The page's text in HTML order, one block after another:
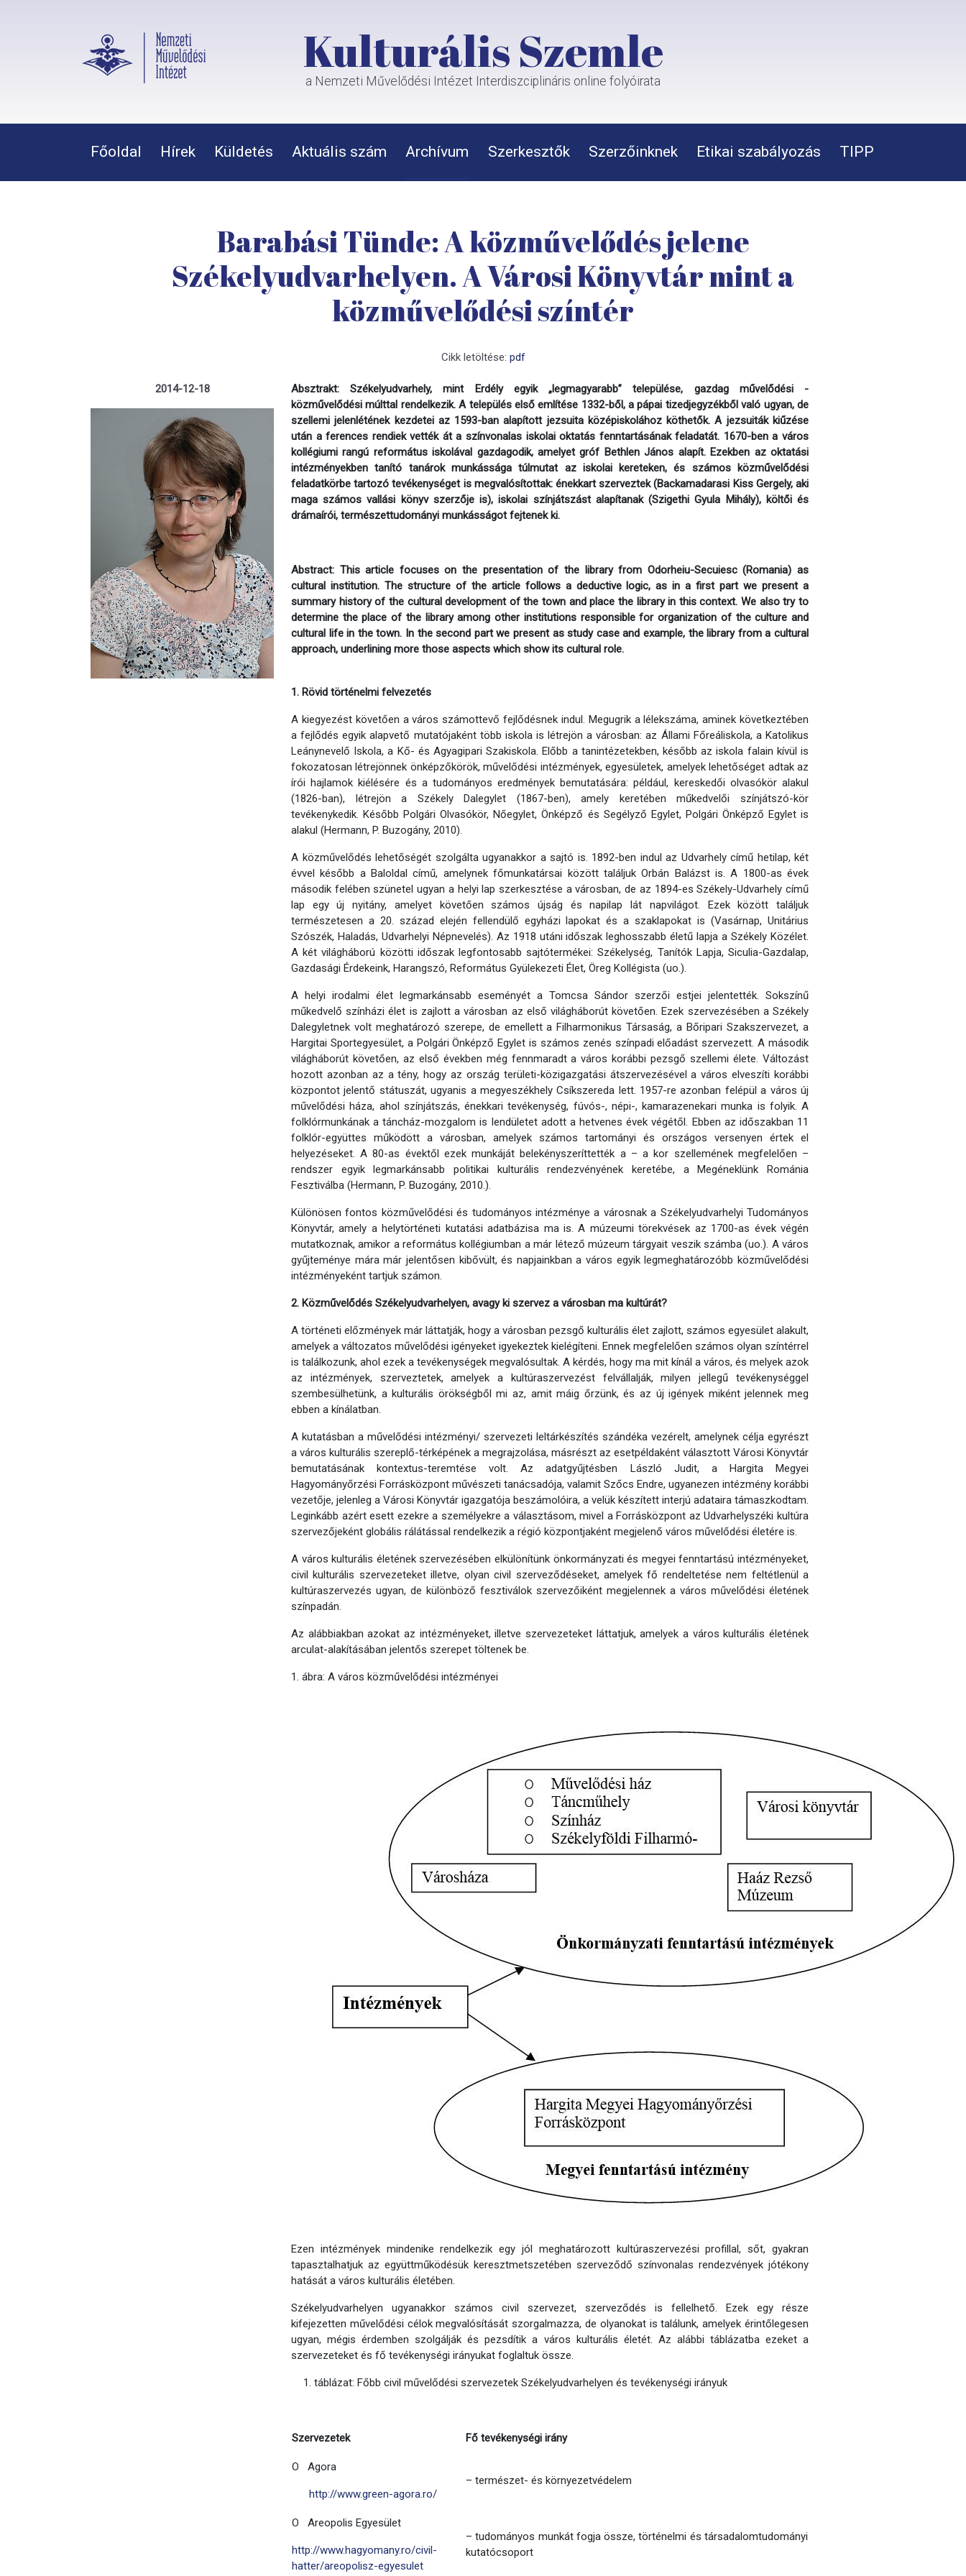
Kulturális Szemle
a Nemzeti Művelődési Intézet Interdiszciplináris online folyóirata
Főoldal Hírek Küldetés Aktuális szám Archívum Szerkesztők Szerzőinknek Etikai szabályozás TIPP
Barabási Tünde: A közművelődés jelene
Székelyudvarhelyen. A Városi Könyvtár mint a
közművelődési színtér
Cikk letöltése: pdf
2014-12-18
Absztrakt: Székelyudvarhely, mint Erdély egyik „legmagyarabb” települése, gazdag művelődési -
közművelődési múlttal rendelkezik. A település első említése 1332-ből, a pápai tizedjegyzékből való ugyan, de
szellemi jelenlétének kezdetei az 1593-ban alapított jezsuita középiskolához köthetők. A jezsuiták kiűzése
után a ferences rendiek vették át a színvonalas iskolai oktatás fenntartásának feladatát. 1670-ben a város
kollégiumi rangú református iskolával gazdagodik, amelyet gróf Bethlen János alapít. Ezekben az oktatási
intézményekben tanító tanárok munkássága túlmutat az iskolai kereteken, és számos közművelődési
feladatkörbe tartozó tevékenységet is megvalósítottak: énekkart szerveztek (Backamadarasi Kiss Gergely, aki
maga számos vallási könyv szerzője is), iskolai színjátszást alapítanak (Szigethi Gyula Mihály), költői és
drámaírói, természettudományi munkásságot fejtenek ki.
Abstract: This article focuses on the presentation of the library from Odorheiu-Secuiesc (Romania) as
cultural institution. The structure of the article follows a deductive logic, as in a first part we present a
summary history of the cultural development of the town and place the library in this context. We also try to
determine the place of the library among other institutions responsible for organization of the culture and
cultural life in the town. In the second part we present as study case and example, the library from a cultural
approach, underlining more those aspects which show its cultural role.
1. Rövid történelmi felvezetés
A kiegyezést követően a város számottevő fejlődésnek indul. Megugrik a lélekszáma, aminek következtében
a fejlődés egyik alapvető mutatójaként több iskola is létrejön a városban: az Állami Főreáliskola, a Katolikus
Leánynevelő Iskola, a Kő- és Agyagipari Szakiskola. Előbb a tanintézetekben, később az iskola falain kívül is
fokozatosan létrejönnek önképzőkörök, művelődési intézmények, egyesületek, amelyek lehetőséget adtak az
írói hajlamok kiélésére és a tudományos eredmények bemutatására: például, kereskedői olvasókör alakul
(1826-ban), létrejön a Székely Dalegylet (1867-ben), amely keretében műkedvelői színjátszó-kör
tevékenykedik. Később Polgári Olvasókör, Nőegylet, Önképző és Segélyző Egylet, Polgári Önképző Egylet is
alakul (Hermann, P. Buzogány, 2010).
A közművelődés lehetőségét szolgálta ugyanakkor a sajtó is. 1892-ben indul az Udvarhely című hetilap, két
évvel később a Baloldal című, amelynek főmunkatársai között találjuk Orbán Balázst is. A 1800-as évek
második felében szünetel ugyan a helyi lap szerkesztése a városban, de az 1894-es Székely-Udvarhely című
lap egy új nyitány, amelyet követően számos újság és napilap lát napvilágot. Ezek között találjuk
természetesen a 20. század elején fellendülő egyházi lapokat és a szaklapokat is (Vasárnap, Unitárius
Szószék, Haladás, Udvarhelyi Népnevelés). Az 1918 utáni időszak leghosszabb életű lapja a Székely Közélet.
A két világháború közötti időszak legfontosabb sajtótermékei: Székelység, Tanítók Lapja, Siculia-Gazdalap,
Gazdasági Érdekeink, Harangszó, Református Gyülekezeti Élet, Öreg Kollégista (uo.).
A helyi irodalmi élet legmarkánsabb eseményét a Tomcsa Sándor szerzői estjei jelentették. Sokszínű
műkedvelő színházi élet is zajlott a városban az első világháborút követően. Ezek szervezésében a Székely
Dalegyletnek volt meghatározó szerepe, de emellett a Filharmonikus Társaság, a Bőripari Szakszervezet, a
Hargitai Sportegyesület, a Polgári Önképző Egylet is számos zenés színpadi előadást szervezett. A második
világháborút követően, az első években még fennmaradt a város korábbi pezsgő szellemi élete. Változást
hozott azonban az a tény, hogy az ország területi-közigazgatási átszervezésével a város elveszíti korábbi
központot jelentő státuszát, ugyanis a megyeszékhely Csíkszereda lett. 1957-re azonban felépül a város új
művelődési háza, ahol színjátszás, énekkari tevékenység, fúvós-, népi-, kamarazenekari munka is folyik. A
folklórmunkának a táncház-mozgalom is lendületet adott a hetvenes évek végétől. Ebben az időszakban 11
folklór-együttes működött a városban, amelyek számos tartományi és országos versenyen értek el
helyezéseket. A 80-as évektől ezek munkáját belekényszeríttették a – a kor szellemének megfelelően –
rendszer egyik legmarkánsabb politikai kulturális rendezvényének keretébe, a Megéneklünk Románia
Fesztiválba (Hermann, P. Buzogány, 2010.).
Különösen fontos közművelődési és tudományos intézménye a városnak a Székelyudvarhelyi Tudományos
Könyvtár, amely a helytörténeti kutatási adatbázisa ma is. A múzeumi törekvések az 1700-as évek végén
mutatkoznak, amikor a református kollégiumban a már létező múzeum tárgyait veszik számba (uo.). A város
gyűjteménye mára már jelentősen kibővült, és napjainkban a város egyik legmeghatározóbb közművelődési
intézményeként tartjuk számon.
2. Közművelődés Székelyudvarhelyen, avagy ki szervez a városban ma kultúrát?
A történeti előzmények már láttatják, hogy a városban pezsgő kulturális élet zajlott, számos egyesület alakult,
amelyek a változatos művelődési igényeket igyekeztek kielégíteni. Ennek megfelelően számos olyan színtérrel
is találkozunk, ahol ezek a tevékenységek megvalósultak. A kérdés, hogy ma mit kínál a város, és melyek azok
az intézmények, szerveztetek, amelyek a kultúraszervezést felvállalják, milyen jellegű tevékenységgel
szembesülhetünk, a kulturális örökségből mi az, amit máig őrzünk, és az új igények miként jelennek meg
ebben a kínálatban.
A kutatásban a művelődési intézményi/ szervezeti leltárkészítés szándéka vezérelt, amelynek célja egyrészt
a város kulturális szereplő-térképének a megrajzolása, másrészt az esetpéldaként választott Városi Könyvtár
bemutatásának kontextus-teremtése volt. Az adatgyűjtésben László Judit, a Hargita Megyei
Hagyományőrzési Forrásközpont művészeti tanácsadója, valamit Szőcs Endre, ugyanezen intézmény korábbi
vezetője, jelenleg a Városi Könyvtár igazgatója beszámolóira, a velük készített interjú adataira támaszkodtam.
Leginkább azért esett ezekre a személyekre a választásom, mivel a Forrásközpont az Udvarhelyszéki kultúra
szervezőjeként globális rálátással rendelkezik a régió központjaként megjelenő város művelődési életére is.
A város kulturális életének szervezésében elkülönítünk önkormányzati és megyei fenntartású intézményeket,
civil kulturális szervezeteket illetve, olyan civil szerveződéseket, amelyek fő rendeltetése nem feltétlenül a
kultúraszervezés ugyan, de különböző fesztiválok szervezőiként megjelennek a város művelődési életének
színpadán.
Az alábbiakban azokat az intézményeket, illetve szervezeteket láttatjuk, amelyek a város kulturális életének
arculat-alakításában jelentős szerepet töltenek be.
1. ábra: A város közművelődési intézményei
Ezen intézmények mindenike rendelkezik egy jól meghatározott kultúraszervezési profillal, sőt, gyakran
tapasztalhatjuk az együttműködésük keresztmetszetében szerveződő színvonalas rendezvények jótékony
hatását a város kulturális életében.
Székelyudvarhelyen ugyanakkor számos civil szervezet, szerveződés is fellelhető. Ezek egy része
kifejezetten művelődési célok megvalósítását szorgalmazza, de olyanokat is találunk, amelyek érintőlegesen
ugyan, mégis érdemben szolgálják és pezsdítik a város kulturális életét. Az alábbi táblázatba ezeket a
szervezeteket és fő tevékenységi irányukat foglaltuk össze.
táblázat: Főbb civil művelődési szervezetek Székelyudvarhelyen és tevékenységi irányuk
Szervezetek Fő tevékenységi irány
O Agora
http://www.green-agora.ro/
– természet- és környezetvédelem
O Areopolis Egyesület
http://www.hagyomany.ro/civil-
hatter/areopolisz-egyesulet
– tudományos munkát fogja össze, történelmi és társadalomtudományi
kutatócsoport